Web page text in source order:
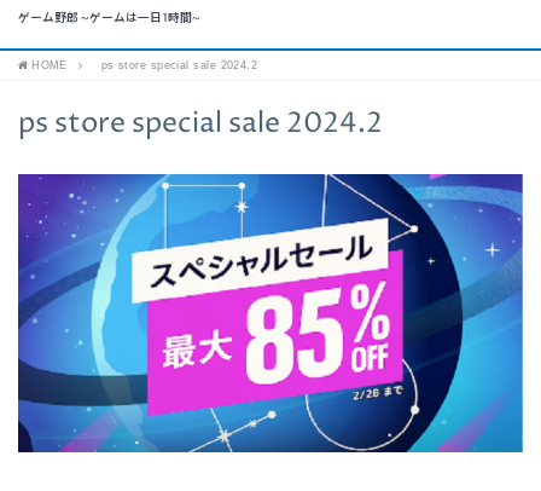
ゲーム野郎 ~ゲームは一日1時間~
HOME ps store special sale 2024.2
ps store special sale 2024.2